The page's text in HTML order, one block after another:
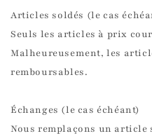
Articles soldés (le cas
Seuls les articles à prix
Malheureusement, les
remboursables.
Échanges (le cas échéant)
Nous remplaçons un article